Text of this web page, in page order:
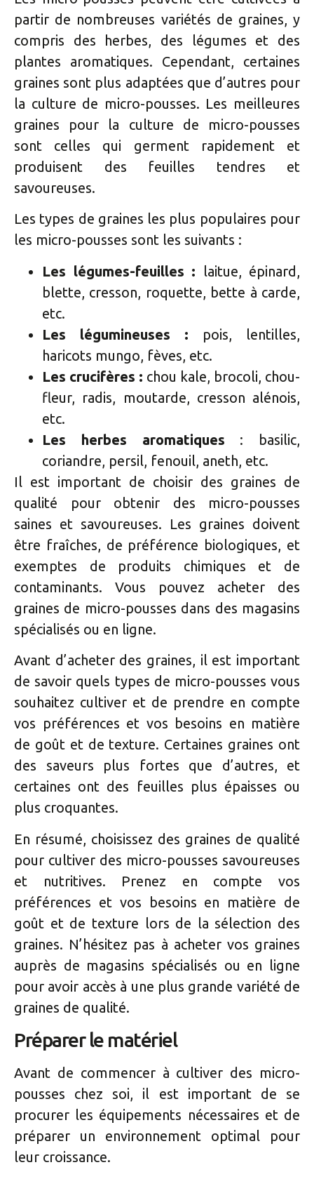
partir de nombreuses variétés de graines, y
compris des herbes, des légumes et des
plantes aromatiques. Cependant, certaines
graines sont plus adaptées que d’autres pour
la culture de micro-pousses. Les meilleures
graines pour la culture de micro-pousses
sont celles qui germent rapidement et
produisent des feuilles tendres et
savoureuses.
Les types de graines les plus populaires pour
les micro-pousses sont les suivants :
Les légumes-feuilles : laitue, épinard,
blette, cresson, roquette, bette à carde,
etc.
Les légumineuses : pois, lentilles,
haricots mungo, fèves, etc.
Les crucifères : chou kale, brocoli, chou-
fleur, radis, moutarde, cresson alénois,
etc.
Les herbes aromatiques : basilic,
coriandre, persil, fenouil, aneth, etc.
Il est important de choisir des graines de
qualité pour obtenir des micro-pousses
saines et savoureuses. Les graines doivent
être fraîches, de préférence biologiques, et
exemptes de produits chimiques et de
contaminants. Vous pouvez acheter des
graines de micro-pousses dans des magasins
spécialisés ou en ligne.
Avant d’acheter des graines, il est important
de savoir quels types de micro-pousses vous
souhaitez cultiver et de prendre en compte
vos préférences et vos besoins en matière
de goût et de texture. Certaines graines ont
des saveurs plus fortes que d’autres, et
certaines ont des feuilles plus épaisses ou
plus croquantes.
En résumé, choisissez des graines de qualité
pour cultiver des micro-pousses savoureuses
et nutritives. Prenez en compte vos
préférences et vos besoins en matière de
goût et de texture lors de la sélection des
graines. N’hésitez pas à acheter vos graines
auprès de magasins spécialisés ou en ligne
pour avoir accès à une plus grande variété de
graines de qualité.
Préparer le matériel
Avant de commencer à cultiver des micro-
pousses chez soi, il est important de se
procurer les équipements nécessaires et de
préparer un environnement optimal pour
leur croissance.